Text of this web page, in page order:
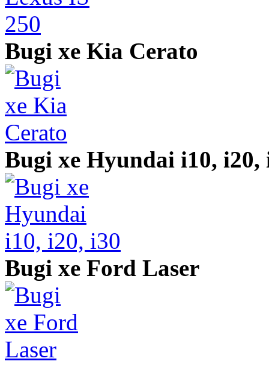
Bugi xe Kia Cerato
Bugi xe Hyundai i10, i20,
Bugi xe Ford Laser